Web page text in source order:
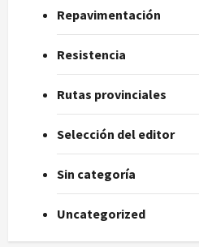
Repavimentación
Resistencia
Rutas provinciales
Selección del editor
Sin categoría
Uncategorized